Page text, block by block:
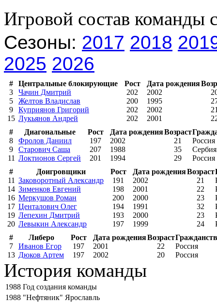
Игровой состав команды
Сезоны: 2017 2018
2025 2026
# Центральные блокирующие Рост Дата рождения
3
Чачин Дмитрий 202 2002
5
Желтов Владислав 200 1995
9
Куприянов Григорий 202 2002
15 Лукьянов Андрей 202 2001
#
Диагональные Рост Дата рожденияВозраст
8
Фролов Даниил 197 2002 21
Россия
9
Старович Саша 207 1988 35
Сербия
11 Локтионов Сергей 201 1994 29
Россия
#
Доигровщики Рост Дата рожденияВозраст
11 Заковоротный Александр 191 2002 21
14 Зименков Евгений 198 2001 22
16 Меркушов Роман 200 2000 23
17 Центалович Олег 194 1991 32
19 Лепехин Дмитрий 193 2000 23
20 Левыкин Александр 197 1999 24
#
Либеро Рост Дата рожденияВозраст
7
Иванов Егор 197 2001 22
Россия
13 Дюков Артем 197 2002 20 Россия
История команды
1988 Год создания команды
1988 "Нефтяник" Ярославль